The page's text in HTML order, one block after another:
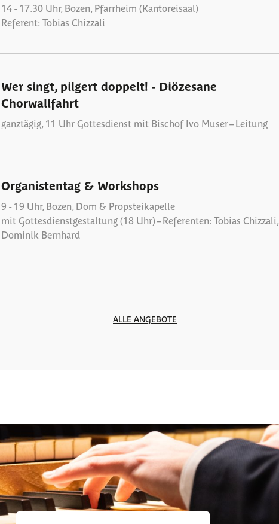
14 - 17.30 Uhr, Bozen, Pfarrheim (Kantoreisaal)
Referent: Tobias Chizzali
Wer singt, pilgert doppelt! - Diözesane
Chorwallfahrt
ganztägig, 11 Uhr Gottesdienst mit Bischof Ivo Muser – Leitung
ihren Sängerinnen und Sängern sind dazu herzlich eingeladen!
Organistentag & Workshops
9 - 19 Uhr, Bozen, Dom & Propsteikapelle
mit Gottesdienstgestaltung (18 Uhr) – Referenten: Tobias Chizzali,
Dominik Bernhard
ALLE ANGEBOTE